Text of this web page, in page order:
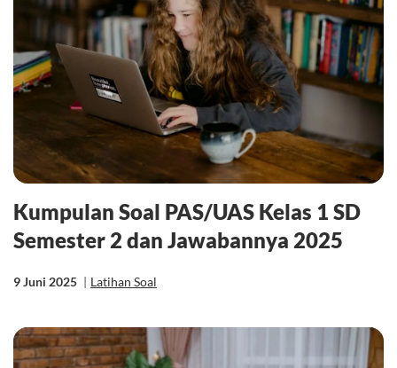
Kumpulan Soal PAS/UAS Kelas 1 SD
Semester 2 dan Jawabannya 2025
9 Juni 2025 | Latihan Soal